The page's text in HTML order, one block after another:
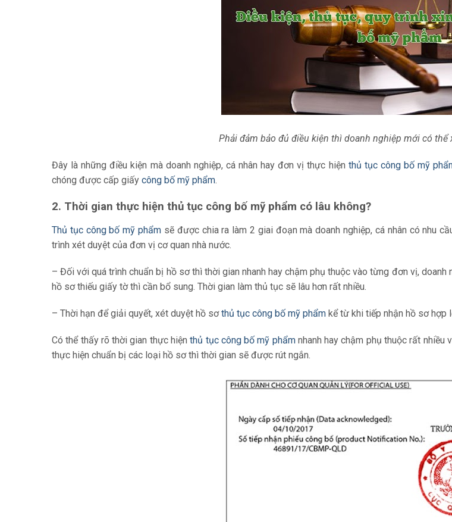
Phải đảm bảo đủ điều kiện thì doanh nghiệp mới có thể
Đây là những điều kiện mà doanh nghiệp, cá nhân hay đơn vị thực hiện thủ tục công bố mỹ
chóng được cấp giấy công bố mỹ phẩm.
2. Thời gian thực hiện thủ tục công bố mỹ phẩm có lâu không?
Thủ tục công bố mỹ phẩm sẽ được chia ra làm 2 giai đoạn mà doanh nghiệp, cá nhân có nhu
trình xét duyệt của đơn vị cơ quan nhà nước.
– Đối với quá trình chuẩn bị hồ sơ thì thời gian nhanh hay chậm phụ thuộc vào từng đơn vị,
hồ sơ thiếu giấy tờ thì cần bổ sung. Thời gian làm thủ tục sẽ lâu hơn rất nhiều.
– Thời hạn để giải quyết, xét duyệt hồ sơthủ tục công bố mỹ phẩm kể từ khi tiếp nhận hồ sơ hợp
Có thể thấy rõ thời gian thực hiệnthủ tục công bố mỹ phẩm nhanh hay chậm phụ thuộc rất
thực hiện chuẩn bị các loại hồ sơ thì thời gian sẽ được rút ngắn.